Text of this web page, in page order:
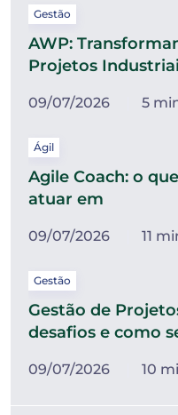
Gestão
AWP:
Projetos
09/07/2026 5
Ágil
Agile Coach: o
atuar em
09/07/2026 11
Gestão
Gestão de
desafios e como
09/07/2026 10